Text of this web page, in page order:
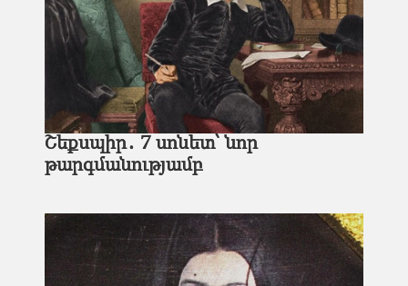
Շեքսպիր․ 7 սոնետ՝ նոր
թարգմանությամբ